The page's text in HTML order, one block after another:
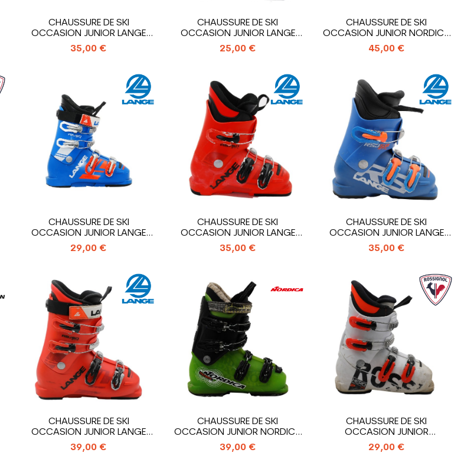
CHAUSSURE DE SKI
OCCASION JUNIOR LANGE
RSJ 60R_4...
35,00 €
CHAUSSURE DE SKI
OCCASION JUNIOR LANGE
RSJ 50 RTL_3...
25,00 €
CHAUSSURE DE SKI
OCCASION JUNIOR NORDICA
SPEED J4_4...
45,00 €
CHAUSSURE DE SKI
OCCASION JUNIOR LANGE
RSJ 60 RTL_4...
29,00 €
CHAUSSURE DE SKI
OCCASION JUNIOR LANGE
RSJ 50 RTL_3...
35,00 €
CHAUSSURE DE SKI
OCCASION JUNIOR LANGE
RSJ 50 RTL_3...
35,00 €
CHAUSSURE DE SKI
OCCASION JUNIOR LANGE
RSJ 60 RTL_4...
39,00 €
CHAUSSURE DE SKI
OCCASION JUNIOR NORDICA
PATRON...
39,00 €
CHAUSSURE DE SKI
OCCASION JUNIOR
ROSSIGNOL HERO J4_4...
29,00 €